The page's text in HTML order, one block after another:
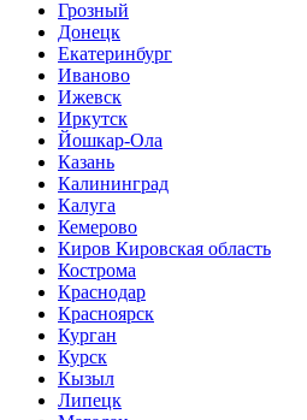
Грозный
Донецк
Екатеринбург
Иваново
Ижевск
Иркутск
Йошкар-Ола
Казань
Калининград
Калуга
Кемерово
Киров Кировская область
Кострома
Краснодар
Красноярск
Курган
Курск
Кызыл
Липецк